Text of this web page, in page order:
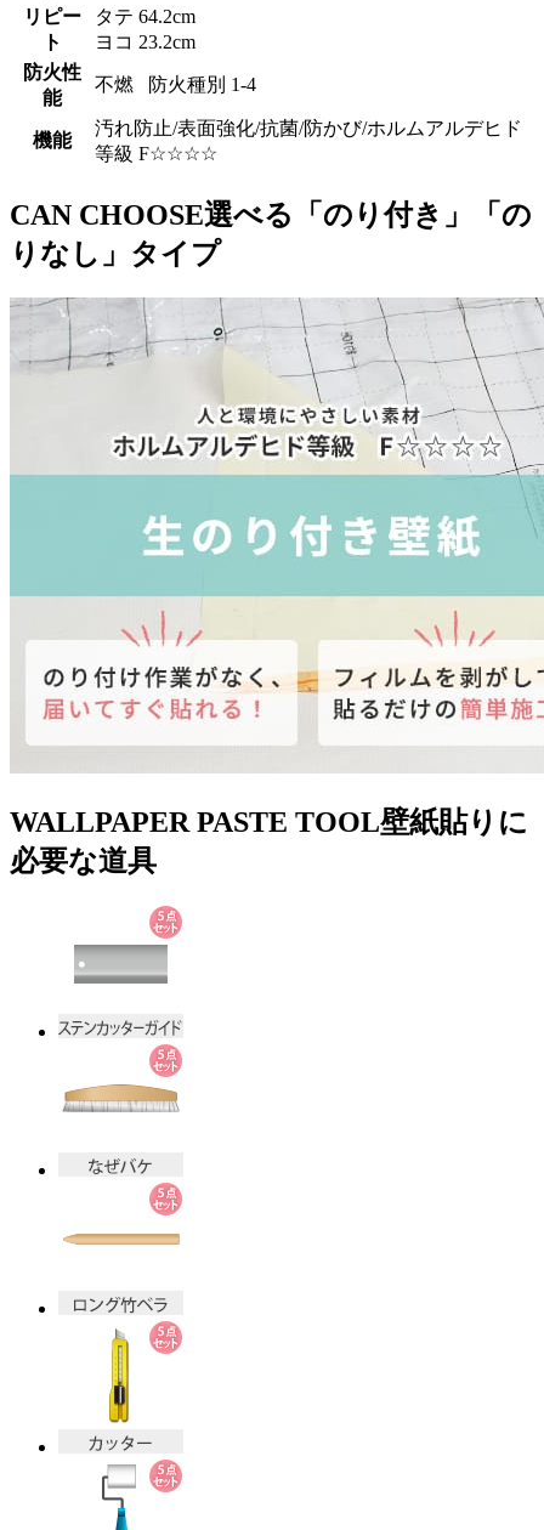
リピー
ト
タテ 64.2cm
ヨコ 23.2cm
防火性
能
不燃 防火種別 1-4
機能
汚れ防止/表面強化/抗菌/防かび/ホルムアルデヒド
等級 F☆☆☆☆
CAN CHOOSE選べる「のり付き」「の
りなし」タイプ
WALLPAPER PASTE TOOL壁紙貼りに
必要な道具